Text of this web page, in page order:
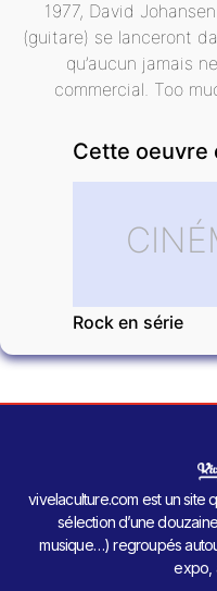
1977, David
(guitare) se lanceront
qu’aucun jamais
commercial. Too
Cette oeuvre
Rock en série
vivelaculture.com est un site
sélection d’une
musique…) regroupés
expo,